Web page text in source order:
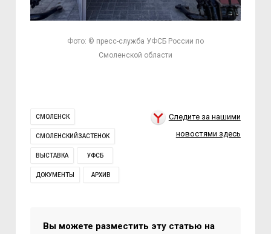
Фото: © пресс-служба УФСБ России по
Смоленской области
СМОЛЕНСК
СМОЛЕНСКИЙЗАСТЕНОК
ВЫСТАВКА УФСБ
ДОКУМЕНТЫ АРХИВ
Следите за нашими
новостями здесь
Вы можете разместить эту статью на